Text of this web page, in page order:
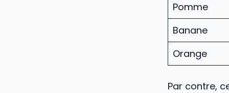
Pomme
Banane
Orange
Par contre,